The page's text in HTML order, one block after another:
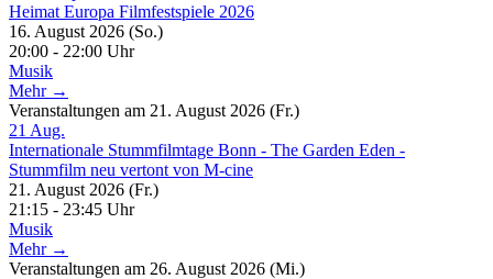
Heimat Europa Filmfestspiele 2026
16. August 2026 (So.)
20:00 - 22:00 Uhr
Musik
Mehr →
Veranstaltungen am 21. August 2026 (Fr.)
21 Aug.
Internationale Stummfilmtage Bonn - The Garden Eden -
Stummfilm neu vertont von M-cine
21. August 2026 (Fr.)
21:15 - 23:45 Uhr
Musik
Mehr →
Veranstaltungen am 26. August 2026 (Mi.)